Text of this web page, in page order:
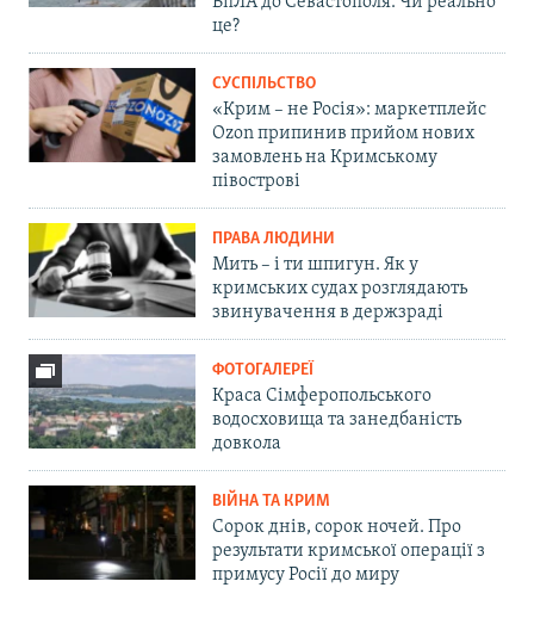
це?
СУСПІЛЬСТВО
«Крим – не Росія»: маркетплейс
Ozon припинив прийом нових
замовлень на Кримському
півострові
ПРАВА ЛЮДИНИ
Мить – і ти шпигун. Як у
кримських судах розглядають
звинувачення в держзраді
ФОТОГАЛЕРЕЇ
Краса Сімферопольського
водосховища та занедбаність
довкола
ВІЙНА ТА КРИМ
Сорок днів, сорок ночей. Про
результати кримської операції з
примусу Росії до миру